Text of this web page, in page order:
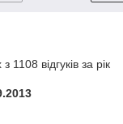
1108 відгуків за рік